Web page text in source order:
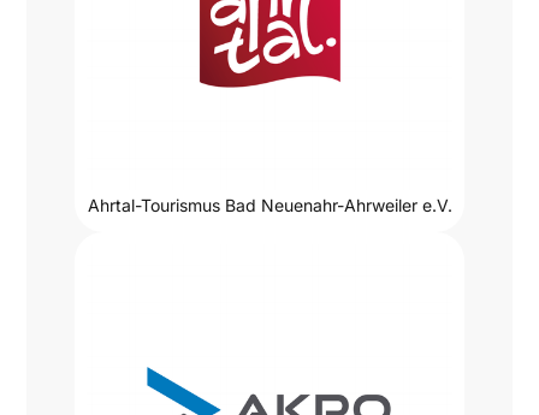
Ahrtal-Tourismus Bad Neuenahr-Ahrweiler e.V.